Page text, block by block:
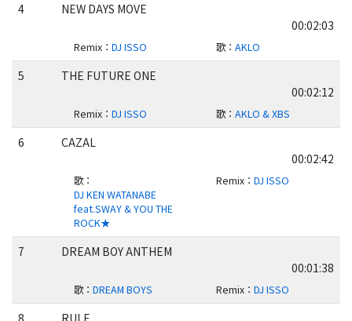
4
NEW DAYS MOVE
00:02:03
Remix： DJ ISSO 歌： AKLO
5
THE FUTURE ONE
00:02:12
Remix： DJ ISSO 歌： AKLO & XBS
6
CAZAL
00:02:42
歌：
DJ KEN WATANABE
feat.SWAY & YOU THE
ROCK★
Remix： DJ ISSO
7
DREAM BOY ANTHEM
00:01:38
歌： DREAM BOYS Remix： DJ ISSO